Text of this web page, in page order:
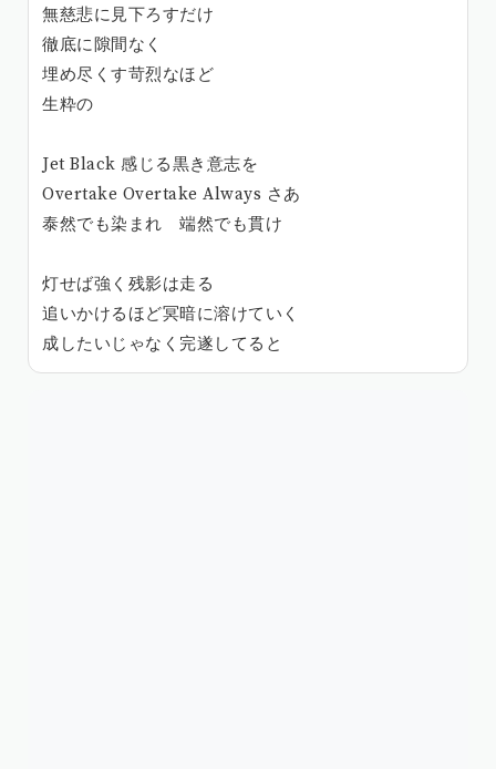
無慈悲に見下ろすだけ
徹底に隙間なく
埋め尽くす苛烈なほど
生粋の
Jet Black 感じる黒き意志を
Overtake Overtake Always さあ
泰然でも染まれ 端然でも貫け
灯せば強く残影は走る
追いかけるほど冥暗に溶けていく
成したいじゃなく完遂してると